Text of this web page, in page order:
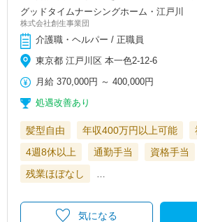
グッドタイムナーシングホーム・江戸川
株式会社創生事業団
介護職・ヘルパー / 正職員
東京都 江戸川区 本一色2-12-6
月給 370,000円 ～400,000円
処遇改善あり
髪型自由 年収400万円以上可能
4週8休以上
通勤手当 資格手当
残業ほぼなし
気になる